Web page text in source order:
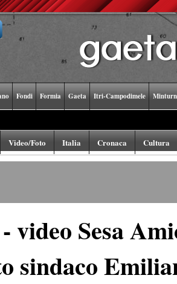
Fondi Formia Gaeta Itri-Campodimele
Video/Foto Italia Cronaca Cultura
video Sesa
sindaco